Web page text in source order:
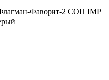
Фаворит-2 СОП IMP